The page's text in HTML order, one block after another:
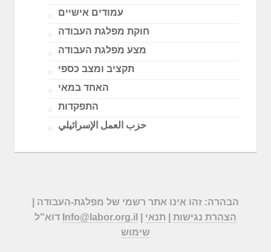
עמודים אישיים
חוקת מפלגת העבודה
מצע מפלגת העבודה
תקציב ומצב כספי
האחד במאי
התפקדות
حزب العمل الإسرائيلي
הבהרה: זהו אינו אתר רשמי של מפלגת-העבודה |
Info@labor.org.il הצהרת נגישות
תנאי
שימוש